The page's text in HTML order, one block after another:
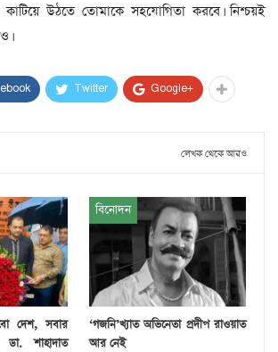
কাটিয়ে উঠতে তোমাকে সহযোগিতা করবে। নিশ্চয়ই
Twitter Google+
লেখক থেকে আরও
দেশ, সবার
শাহাদাত
বিনোদন
‘গজনি’খ্যাত অভিনেতা প্রদীপ রাওয়াত
আর নেই